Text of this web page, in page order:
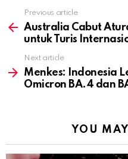
more
Previous article
Australia Cabut
untuk Turis
Next article
Menkes: Indonesia
Omicron BA.4 dan
YOU